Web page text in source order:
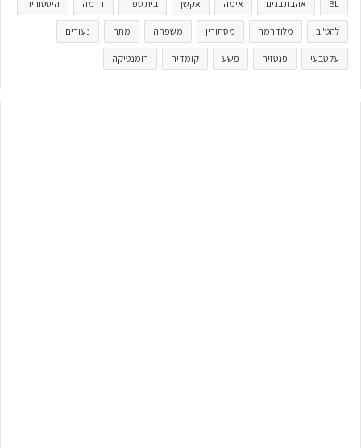
BL אהבת בנים אימה אקשן בית ספר דרמה היסטוריה
להט"ב מלודרמה מסתורין משפחה מתח נעורים
על טבעי פנטזיה פשע קומדיה רומנטיקה